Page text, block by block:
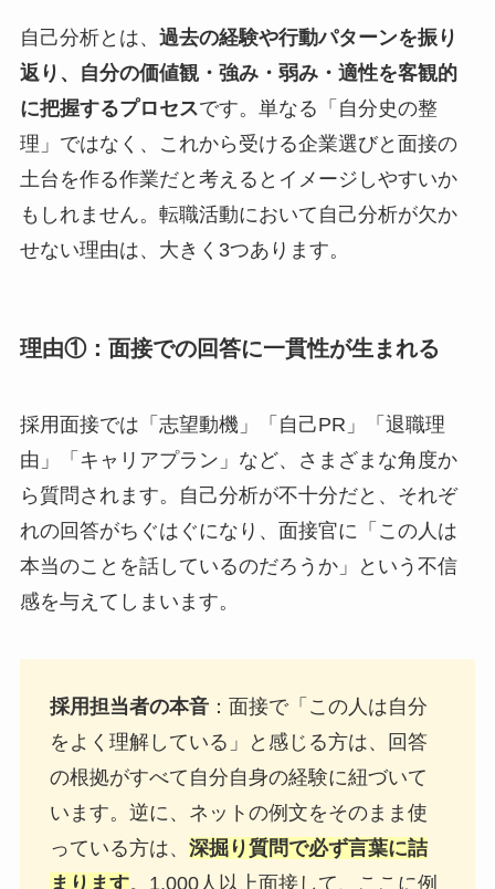
自己分析とは、 過去の経験や行動パターンを振り
返り、自分の価値観・強み・弱み・適性を客観的
に把握するプロセスです。単なる「自分史の整
理」ではなく、これから受ける企業選びと面接の
土台を作る作業だと考えるとイメージしやすいか
もしれません。転職活動において自己分析が欠か
せない理由は、大きく3つあります。
理由①：面接での回答に一貫性が生まれる
採用面接では「志望動機」「自己PR」「退職理
由」「キャリアプラン」など、さまざまな角度か
ら質問されます。自己分析が不十分だと、それぞ
れの回答がちぐはぐになり、面接官に「この人は
本当のことを話しているのだろうか」という不信
感を与えてしまいます。
採用担当者の本音：面接で「この人は自分
をよく理解している」と感じる方は、回答
の根拠がすべて自分自身の経験に紐づいて
います。逆に、ネットの例文をそのまま使
っている方は、 深掘り質問で必ず言葉に詰
まります。1,000人以上面接して、ここに例